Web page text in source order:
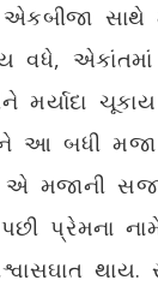
સાથે
વધે,
મર્યાદા
આ બધી મજા
મજાની
પ્રેમના નામે